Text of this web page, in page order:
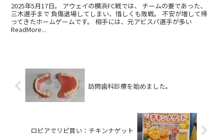
2025年5月17日。 アウェイの横浜FC戦では、 チームの要であった、
三木選手まで 負傷退場してしまい、惜しくも敗戦。 不安が増して帰
ってきたホームゲームです。 相手には、元アビスパ選手が多い
ReadMore...
訪問歯科診療を始めました。
ロピアでリピ買い：チキンナゲット